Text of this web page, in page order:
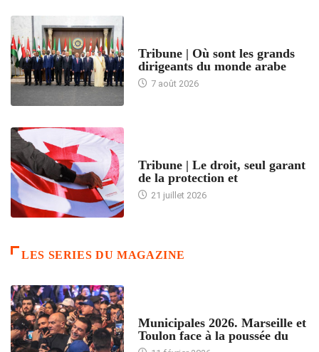
Tribune | Où sont les grands
dirigeants du monde arabe
7 août 2026
Tribune | Le droit, seul garant
de la protection et
21 juillet 2026
LES SERIES DU MAGAZINE
Municipales 2026. Marseille et
Toulon face à la poussée du